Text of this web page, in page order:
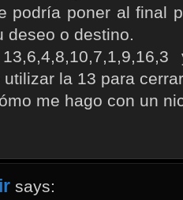
podría poner al final
deseo o destino.
la 13 para
me hago con un
says: